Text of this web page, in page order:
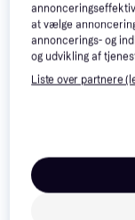
Læs om
at vælge
annoncerings- og
og udvikling af
Liste over partnere